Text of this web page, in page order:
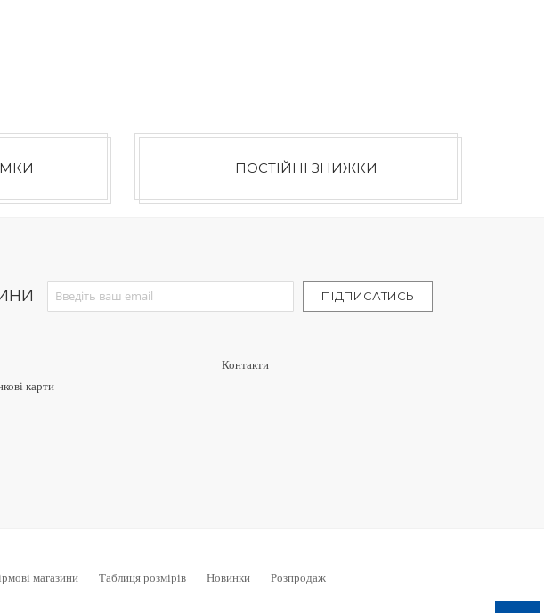
ПОСТІЙНІ ЗНИЖКИ
Sign Up for Our Newsletter:
ПІДПИСАТИСЬ
карти
Контакти
магазини Таблиця розмірів Новинки Розпродаж